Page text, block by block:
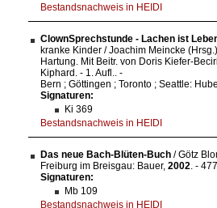
Bestandsnachweis in HEIDI
ClownSprechstunde - Lachen ist
kranke Kinder / Joachim Meincke
Hartung. Mit Beitr. von Doris Kiefer-
Kiphard. - 1. Aufl.. -
Bern ; Göttingen ; Toronto ; Seattle:
Signaturen:
Ki 369
Bestandsnachweis in HEIDI
Das neue Bach-Blüten-Buch / Götz
Freiburg im Breisgau: Bauer, 2002. -
Signaturen:
Mb 109
Bestandsnachweis in HEIDI